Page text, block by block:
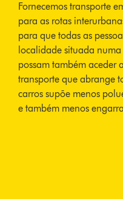
Fornecemos transporte
para as rotas
para que todas as
localidade situada
possam também aceder
transporte que abrange
carros supõe menos
e também menos